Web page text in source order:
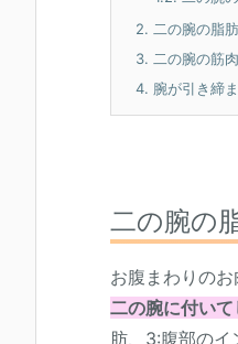
2. 二の腕の脂
3. 二の腕の筋
4. 腕が引き締
二の腕の
お腹まわりの
二の腕に付い
肪、3:腹部の